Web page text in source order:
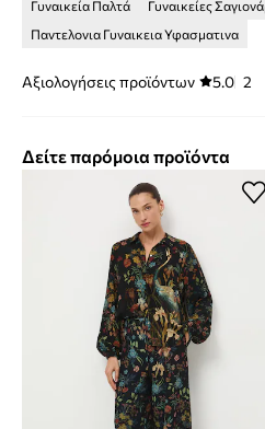
Γυναικεία Παλτά
Γυναικείες
Παντελονια Γυναικεια Υφασματινα
Αξιολογήσεις προϊόντων 5.0 2
Δείτε παρόμοια προϊόντα